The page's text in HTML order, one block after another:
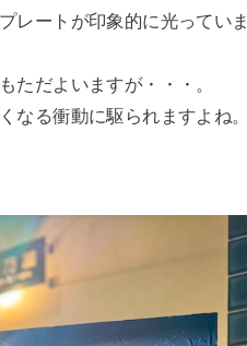
レートが印象的に光っていま
ただよいますが・・・。
なる衝動に駆られますよね。